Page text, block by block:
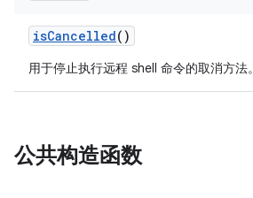
isCancelled()
用于停止执行远程 shell 命令的取消方法。
公共构造函数